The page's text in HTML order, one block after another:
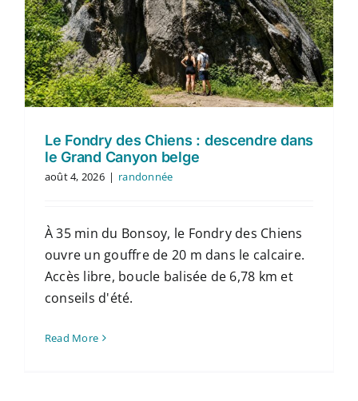
Le Fondry des Chiens : descendre dans
le Grand Canyon belge
août 4, 2026 | randonnée
À 35 min du Bonsoy, le Fondry des Chiens
ouvre un gouffre de 20 m dans le calcaire.
Accès libre, boucle balisée de 6,78 km et
conseils d'été.
Read More